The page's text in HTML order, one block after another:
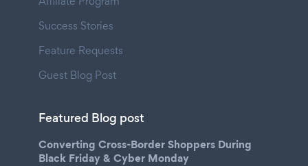
Success Stories
Feature Requests
Guest Blog Post
Featured Blog post
Converting Cross-Border Shoppers During
Black Friday & Cyber Monday